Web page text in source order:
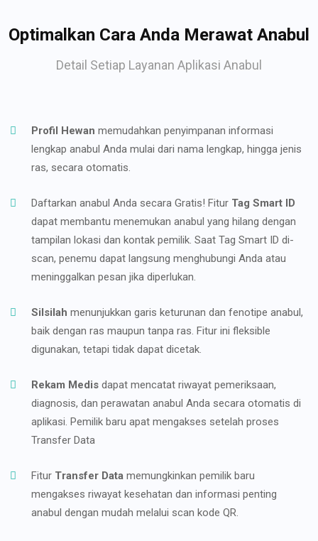
Optimalkan Cara Anda Merawat Anabul
Detail Setiap Layanan Aplikasi Anabul
Profil Hewan memudahkan penyimpanan informasi
lengkap anabul Anda mulai dari nama lengkap, hingga jenis
ras, secara otomatis.
Daftarkan anabul Anda secara Gratis! Fitur Tag Smart ID
dapat membantu menemukan anabul yang hilang dengan
tampilan lokasi dan kontak pemilik. Saat Tag Smart ID di-
scan, penemu dapat langsung menghubungi Anda atau
meninggalkan pesan jika diperlukan.
Silsilah menunjukkan garis keturunan dan fenotipe anabul,
baik dengan ras maupun tanpa ras. Fitur ini fleksible
digunakan, tetapi tidak dapat dicetak.
Rekam Medis dapat mencatat riwayat pemeriksaan,
diagnosis, dan perawatan anabul Anda secara otomatis di
aplikasi. Pemilik baru apat mengakses setelah proses
Transfer Data
Fitur Transfer Data memungkinkan pemilik baru
mengakses riwayat kesehatan dan informasi penting
anabul dengan mudah melalui scan kode QR.